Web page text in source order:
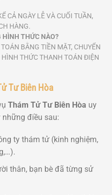
CẢ NGÀY LỄ VÀ CUỐI TUẦN,
HÀNG.
HÌNH THỨC NÀO?
BẰNG TIỀN MẶT, CHUYỂN
THỨC THANH TOÁN ĐIỆN
Tư Biên Hòa
Thám Tử Tư Biên Hòa uy
những điều sau:
ty thám tử (kinh nghiệm,
thân, bạn bè đã từng sử